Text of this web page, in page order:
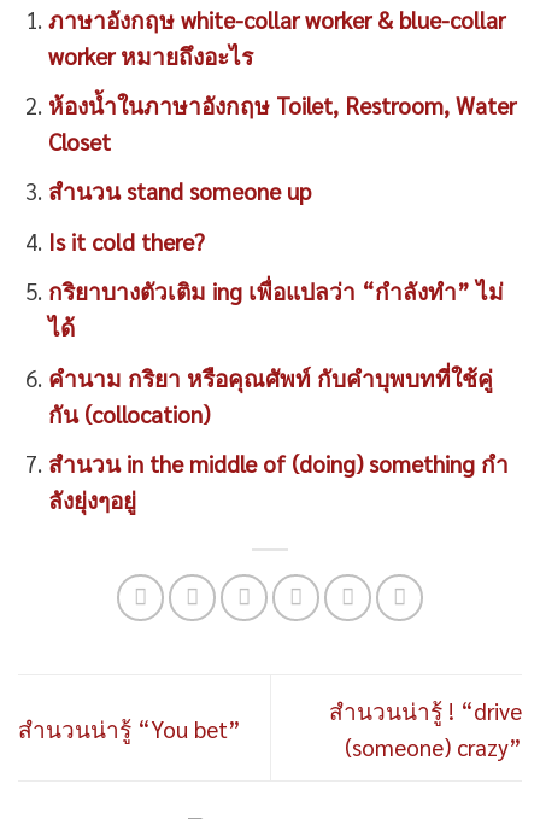
ภาษาอังกฤษ white-collar worker & blue-collar
worker หมายถึงอะไร
ห้องน้ำในภาษาอังกฤษ Toilet, Restroom, Water
Closet
สำนวน stand someone up
Is it cold there?
กริยาบางตัวเติม ing เพื่อแปลว่า “กำลังทำ” ไม่
ได้
คำนาม กริยา หรือคุณศัพท์ กับคำบุพบทที่ใช้คู่
กัน (collocation)
สำนวน in the middle of (doing) something กำ
ลังยุ่งๆอยู่
สำนวนน่ารู้ “You bet”
สำนวนน่ารู้ ! “drive
(someone) crazy”